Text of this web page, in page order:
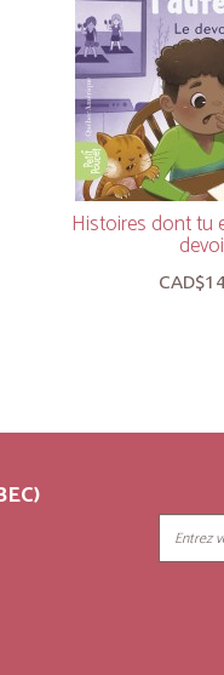
Histoires dont tu